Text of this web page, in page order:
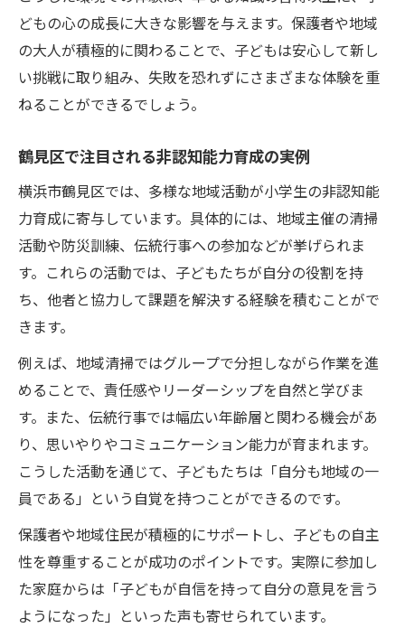
どもの心の成長に大きな影響を与えます。保護者や地域
の大人が積極的に関わることで、子どもは安心して新し
い挑戦に取り組み、失敗を恐れずにさまざまな体験を重
ねることができるでしょう。
鶴見区で注目される非認知能力育成の実例
横浜市鶴見区では、多様な地域活動が小学生の非認知能
力育成に寄与しています。具体的には、地域主催の清掃
活動や防災訓練、伝統行事への参加などが挙げられま
す。これらの活動では、子どもたちが自分の役割を持
ち、他者と協力して課題を解決する経験を積むことがで
きます。
例えば、地域清掃ではグループで分担しながら作業を進
めることで、責任感やリーダーシップを自然と学びま
す。また、伝統行事では幅広い年齢層と関わる機会があ
り、思いやりやコミュニケーション能力が育まれます。
こうした活動を通じて、子どもたちは「自分も地域の一
員である」という自覚を持つことができるのです。
保護者や地域住民が積極的にサポートし、子どもの自主
性を尊重することが成功のポイントです。実際に参加し
た家庭からは「子どもが自信を持って自分の意見を言う
ようになった」といった声も寄せられています。